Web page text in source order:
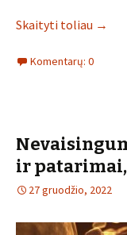
Skaityti toliau →
Komentarų: 0
ir
27 gruodžio, 2022